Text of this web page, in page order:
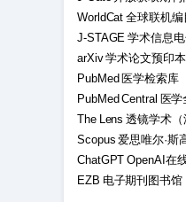
WorldCat 全球联机编
J-STAGE 学术信息电
arXiv 学术论文预印本
PubMed 医学检索库
PubMed Central 医学
The Lens 透镜学术（
Scopus 爱思唯尔·斯
ChatGPT OpenAI在
EZB 电子期刊图书馆